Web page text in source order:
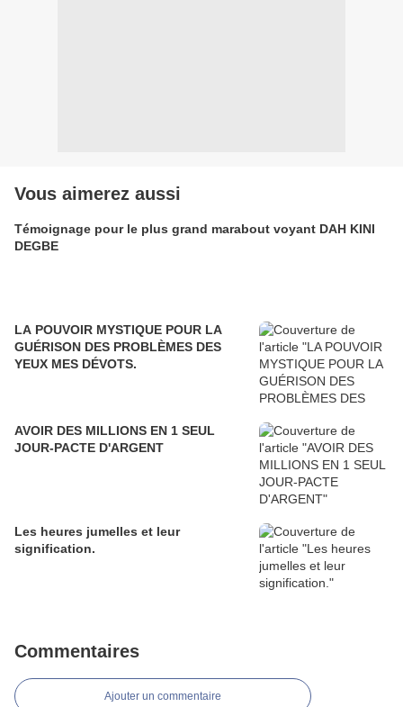
Vous aimerez aussi
Témoignage pour le plus grand marabout voyant DAH KINI
DEGBE
LA POUVOIR MYSTIQUE POUR LA
GUÉRISON DES PROBLÈMES DES
YEUX MES DÉVOTS.
AVOIR DES MILLIONS EN 1 SEUL
JOUR-PACTE D'ARGENT
Les heures jumelles et leur
signification.
Commentaires
Ajouter un commentaire